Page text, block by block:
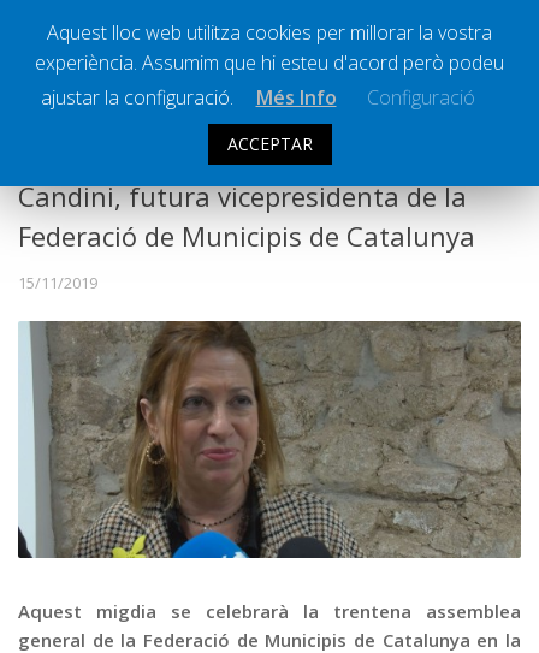
Política
Societat
Successos
Esports
La Banqueta
Transmissions Esportives
Pòdcasts
Vídeos
Graella
Contacte
Ràdio Calella Televisió
Candini, futura vicepresidenta de la
Federació de Municipis de Catalunya
15/11/2019
Aquest migdia se celebrarà la trentena assemblea
general de la Federació de Municipis de Catalunya en la
Aquest lloc web utilitza cookies per millorar la vostra
experiència. Assumim que hi esteu d'acord però podeu
ajustar la configuració.
Més Info Configuració
ACCEPTAR